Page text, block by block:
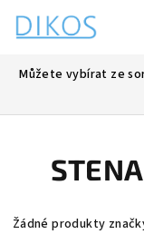
obsah
Můžete vybírat ze
Žádné produkty